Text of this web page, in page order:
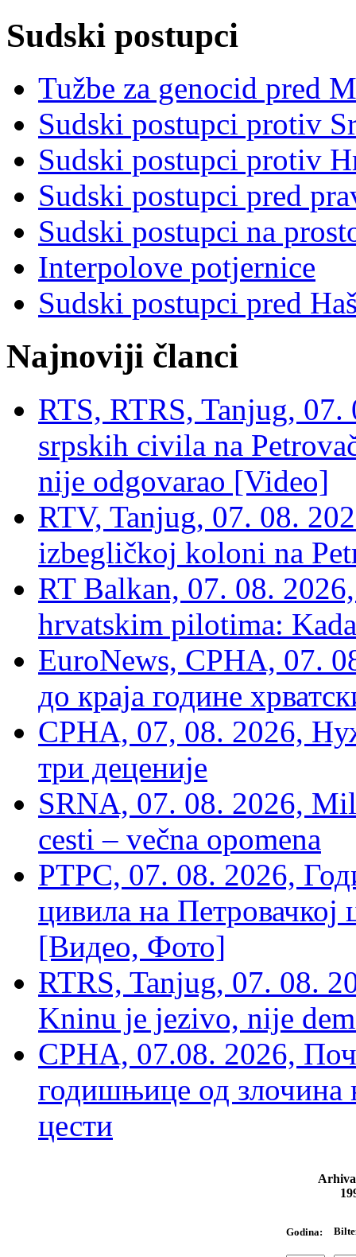
Sudski postupci
Tužbe za genocid pred
Sudski postupci protiv
Sudski postupci protiv
Sudski postupci pred
Sudski postupci na
Interpolove potjernice
Sudski postupci pred
Najnoviji članci
RTS, RTRS, Tanjug,
srpskih civila na
nije odgovarao [Video]
RTV, Tanjug, 07. 08.
izbegličkoj koloni na
RT Balkan, 07. 08.
hrvatskim pilotima:
EuroNews, СРНА, 07.
до краја године
СРНА, 07, 08. 2026,
три деценије
SRNA, 07. 08. 2026,
cesti – večna opomena
РТРС, 07. 08. 2026,
цивила на Петровачкој
[Видео, Фото]
RTRS, Tanjug, 07. 08.
Kninu je jezivo, nije
СРНА, 07.08. 2026,
годишњице од злочина
цести
Godina: